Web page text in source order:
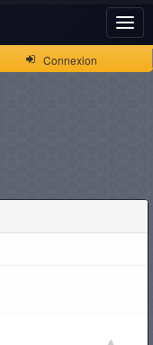
Connexion